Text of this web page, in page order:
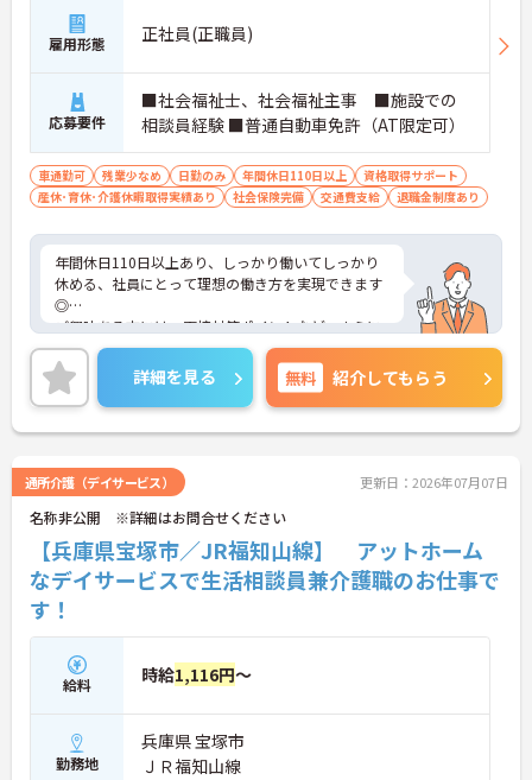
雇用形態 正社員(正職員)
応募要件
■社会福祉士、社会福祉主事 ■施設での
相談員経験 ■普通自動車免許（AT限定可）
車通勤可 残業少なめ 日勤のみ 年間休日110日以上
資格取得サポート
産休･育休･介護休暇取得実績あり
社会保険完備 交通費支給 退職金制度あり
年間休日110日以上あり、しっかり働いてしっかり
休める、社員にとって理想の働き方を実現できます
◎
ご興味ある方には、面接対策ポイントなど、さらに
詳細をお話しいたしますのでお気軽にご相談くださ
い！
詳細を見る 無料 紹介してもらう
通所介護（デイサービス） 更新日：2026年07月07日
名称非公開 ※詳細はお問合せください
【兵庫県宝塚市／JR福知山線】 アットホーム
なデイサービスで生活相談員兼介護職のお仕事で
す！
給料 時給1,116円～
勤務地
兵庫県 宝塚市
ＪＲ福知山線